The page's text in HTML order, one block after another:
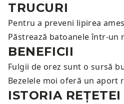
TRUCURI
Pentru a preveni lipirea
Păstrează batoanele într-
BENEFICII
Fulgii de orez sunt o sursă
Bezelele moi oferă un aport
ISTORIA REȚETEI